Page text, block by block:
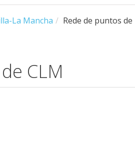
La Mancha Rede de puntos
CLM